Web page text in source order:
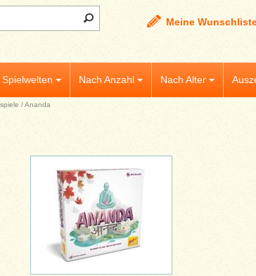
Meine
Spielwelten Nach Anzahl Nach Alter
/Ananda